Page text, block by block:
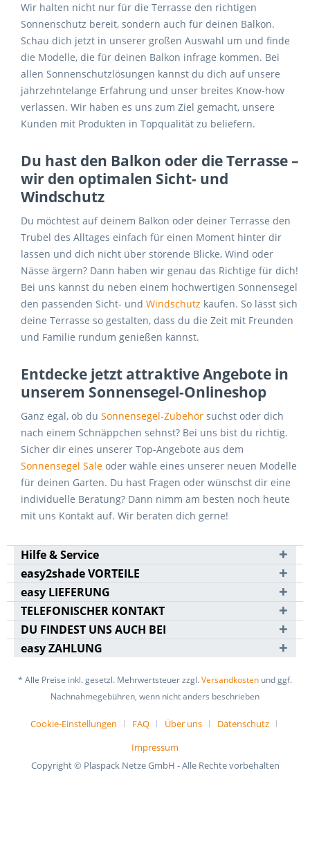
Wir halten nicht nur für die Terrasse den richtigen
Sonnenschutz bereit, sondern auch für deinen Balkon.
Schau dich jetzt in unserer großen Auswahl um und finde
die Modelle, die für deinen Balkon infrage kommen. Bei
allen Sonnenschutzlösungen kannst du dich auf unsere
jahrzehntelange Erfahrung und unser breites Know-how
verlassen. Wir haben es uns zum Ziel gemacht, unsere
Kunden mit Produkten in Topqualität zu beliefern.
Du hast den Balkon oder die Terrasse –
wir den optimalen Sicht- und
Windschutz
Du möchtest auf deinem Balkon oder deiner Terrasse den
Trubel des Alltages einfach für einen Moment hinter dir
lassen und dich nicht über störende Blicke, Wind oder
Nässe ärgern? Dann haben wir genau das Richtige für dich!
Bei uns kannst du neben einem hochwertigen Sonnensegel
den passenden Sicht- und Windschutz kaufen. So lässt sich
deine Terrasse so gestalten, dass du die Zeit mit Freunden
und Familie rundum genießen kannst.
Entdecke jetzt attraktive Angebote in
unserem Sonnensegel-Onlineshop
Ganz egal, ob du Sonnensegel-Zubehör suchst oder dich
nach einem Schnäppchen sehnst? Bei uns bist du richtig.
Sicher dir eines unserer Top-Angebote aus dem
Sonnensegel Sale oder wähle eines unserer neuen Modelle
für deinen Garten. Du hast Fragen oder wünschst dir eine
individuelle Beratung? Dann nimm am besten noch heute
mit uns Kontakt auf. Wir beraten dich gerne!
Hilfe & Service
easy2shade VORTEILE
easy LIEFERUNG
TELEFONISCHER KONTAKT
DU FINDEST UNS AUCH BEI
easy ZAHLUNG
* Alle Preise inkl. gesetzl. Mehrwertsteuer zzgl.Versandkosten und ggf.
Nachnahmegebühren, wenn nicht anders beschrieben
Cookie-Einstellungen FAQ Über uns
Datenschutz
Impressum
Copyright © Plaspack Netze GmbH - Alle Rechte vorbehalten